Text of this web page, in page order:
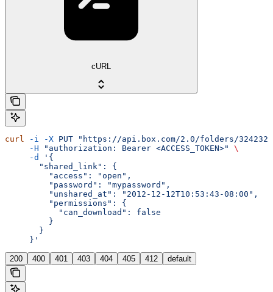
cURL
curl -i -X PUT "https://api.box.com/2.0/folders/
     -H
"authorization: Bearer <ACCESS_TOKEN>"
\
     -d
'{
       "shared_link": {
         "access": "open",
         "password": "mypassword",
         "unshared_at": "2012-12-12T10:53:43-08:00",
         "permissions": {
           "can_download": false
         }
       }
     }'
200 400 401 403 404 405 412 default